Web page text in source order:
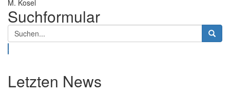
M. Kosel
Suchformular
Suche
Letzten News